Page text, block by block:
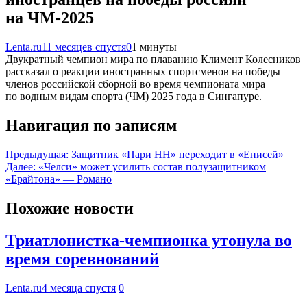
на ЧМ-2025
Lenta.ru11 месяцев спустя01 минуты
Двукратный чемпион мира по плаванию Климент Колесников
рассказал о реакции иностранных спортсменов на победы
членов российской сборной во время чемпионата мира
по водным видам спорта (ЧМ) 2025 года в Сингапуре.
Навигация по записям
Предыдущая: Защитник «Пари НН» переходит в «Енисей»
Далее: «Челси» может усилить состав полузащитником
«Брайтона» — Романо
Похожие новости
Триатлонистка-чемпионка утонула во
время соревнований
Lenta.ru4 месяца спустя 0